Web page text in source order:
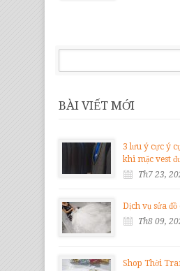
BÀI VIẾT MỚI
3 lưu ý cực ý
khi mặc vest
Th7 23,
Dịch vụ sửa
Th8 09,
Shop Thời